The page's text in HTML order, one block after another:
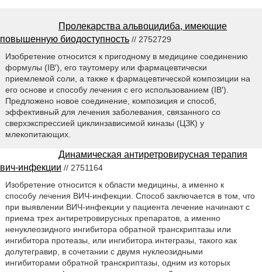
Пролекарства альвоцидиба, имеющие
повышенную биодоступность // 2752729
Изобретение относится к пригодному в медицине соединению
формулы (IB′), его таутомеру или фармацевтически
приемлемой соли, а также к фармацевтической композиции на
его основе и способу лечения с его использованием (IB′).
Предложено новое соединение, композиция и способ,
эффективный для лечения заболевания, связанного со
сверхэкспрессией циклинзависимой киназы (ЦЗК) у
млекопитающих.
Динамическая антиретровирусная терапия
вич-инфекции // 2751164
Изобретение относится к области медицины, а именно к
способу лечения ВИЧ-инфекции. Способ заключается в том, что
при выявлении ВИЧ-инфекции у пациента лечение начинают с
приема трех антиретровирусных препаратов, а именно
ненуклеозидного ингибитора обратной транскриптазы или
ингибитора протеазы, или ингибитора интегразы, такого как
долутегравир, в сочетании с двумя нуклеозидными
ингибиторами обратной транскриптазы, одним из которых